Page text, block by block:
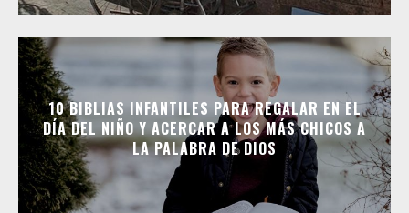
10 BIBLIAS INFANTILES PARA REGALAR EN EL
DÍA DEL NIÑO Y ACERCAR A LOS MÁS CHICOS A
LA PALABRA DE DIOS